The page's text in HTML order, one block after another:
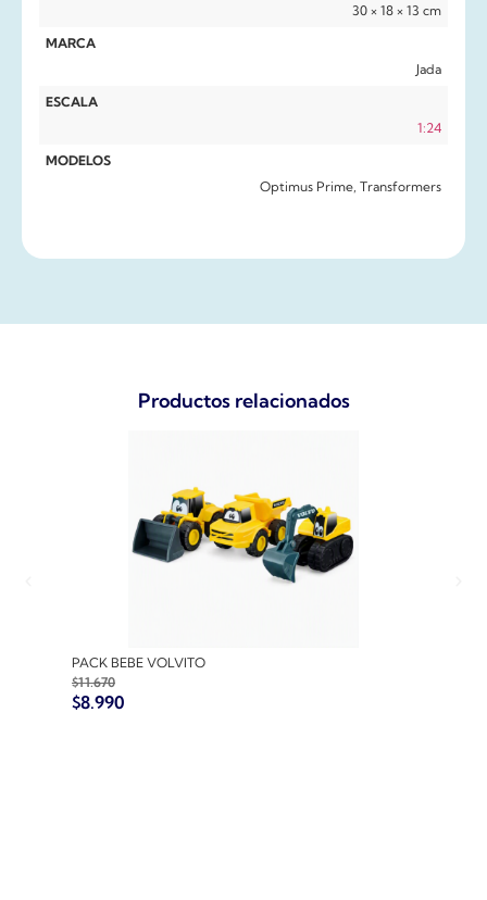
30 × 18 × 13 cm
MARCA
Jada
ESCALA
1:24
MODELOS
Optimus Prime, Transformers
Productos relacionados
PACK BEBE VOLVITO
$11.670
$8.990